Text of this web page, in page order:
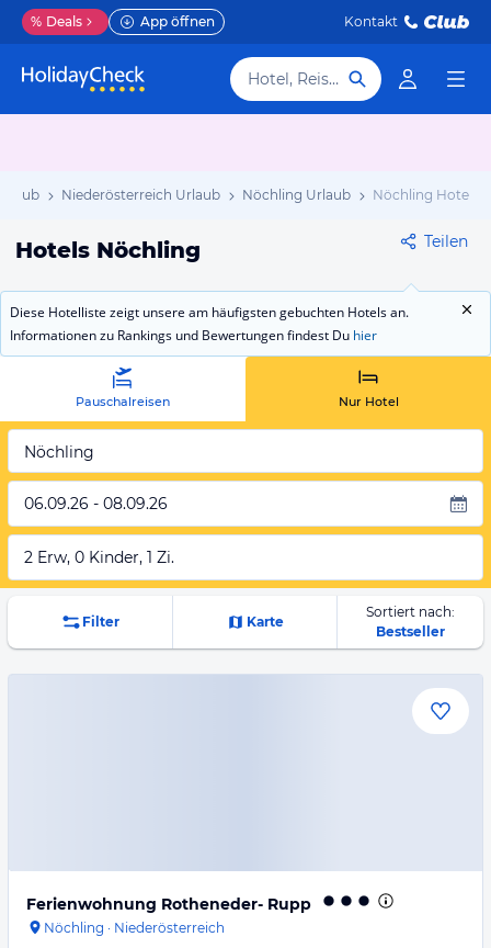
% Deals App öffnen Kontakt
Hotel, Reiseziel
Niederösterreich Urlaub Nöchling Urlaub Nöchling Hotels
Hotels Nöchling Teilen
Diese Hotelliste zeigt unsere am häufigsten gebuchten Hotels an.
Informationen zu Rankings und Bewertungen findest Du hier
Pauschalreisen Nur Hotel
Nöchling
06.09.26 - 08.09.26
2 Erw, 0 Kinder, 1 Zi.
Filter Karte
Sortiert nach:
Bestseller
Ferienwohnung Rotheneder- Rupp
Nöchling · Niederösterreich